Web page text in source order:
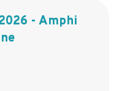
- Amphi